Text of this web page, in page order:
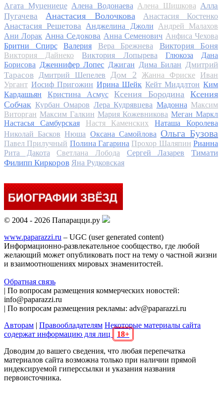
Агата Муцениеце Алена Водонаева Алена Шишкова Алла
Пугачева
Анастасия Волочкова Анастасия Костенко
Анастасия Решетова Анджелина Джоли
Андрей Малахов
Ани Лорак Анна Седокова Анна Семенович Анфиса Чехова
Бритни Спирс
Валерия Вера Брежнева Виктория Боня
Виктория Дайнеко Виктория Лопырева Глюкоза
Дана
Борисова Дженнифер Лопес Джиган Дима Билан Дмитрий
Тарасов
Дмитрий Шепелев Дом 2 Жанна Фриске
Иван
Ургант Иосиф Пригожин Ирина Шейк Кейт Миддлтон Ким
Кардашьян
Кристина Асмус Ксения Бородина
Ксения
Собчак Курбан Омаров Лера Кудрявцева Мадонна Максим
Виторган Максим Галкин Мария Кожевникова Меган Маркл
Настасья Самбурская
Настя Каменских
Наташа Королева
Николай Басков Нюша Оксана Самойлова Ольга Бузова
Павел Прилучный Полина Гагарина Прохор Шаляпин Рианна
Рита Дакота
Светлана Лобода Сергей Лазарев
Тимати
Филипп Киркоров Яна Рудковская
© 2004 - 2026 Папарацци.ру
www.paparazzi.ru – UGC (user generated content)
Информационно-развлекательное сообщество, где любой
желающий может опубликовать пост на тему о частной жизни
и взаимоотношениях мировых знаменитостей.
Обратная связь
| По вопросам размещения коммерческих новостей:
info@paparazzi.ru
| По вопросам размещения рекламы: adv@paparazzi.ru
Авторам | Правообладателям Некоторые материалы сайта
содержат информацию для лиц
18+
Доводим до вашего сведения, что любая перепечатка
материалов сайта возможна только при наличии прямой
индексируемой гиперссылки и указания названия
первоисточника.